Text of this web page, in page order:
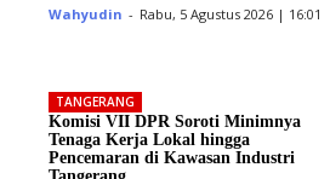
Wahyudin - Rabu, 5 Agustus 2026 | 16:01
TANGERANG
Komisi VII DPR Soroti Minimnya
Tenaga Kerja Lokal hingga
Pencemaran di Kawasan Industri